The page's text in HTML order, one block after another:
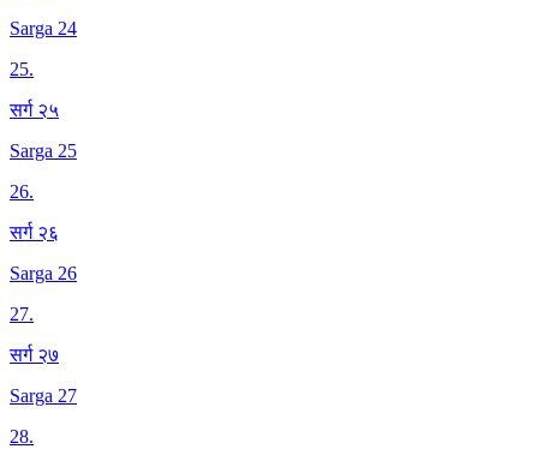
Sarga 24
25.
सर्ग २५
Sarga 25
26.
सर्ग २६
Sarga 26
27.
सर्ग २७
Sarga 27
28.